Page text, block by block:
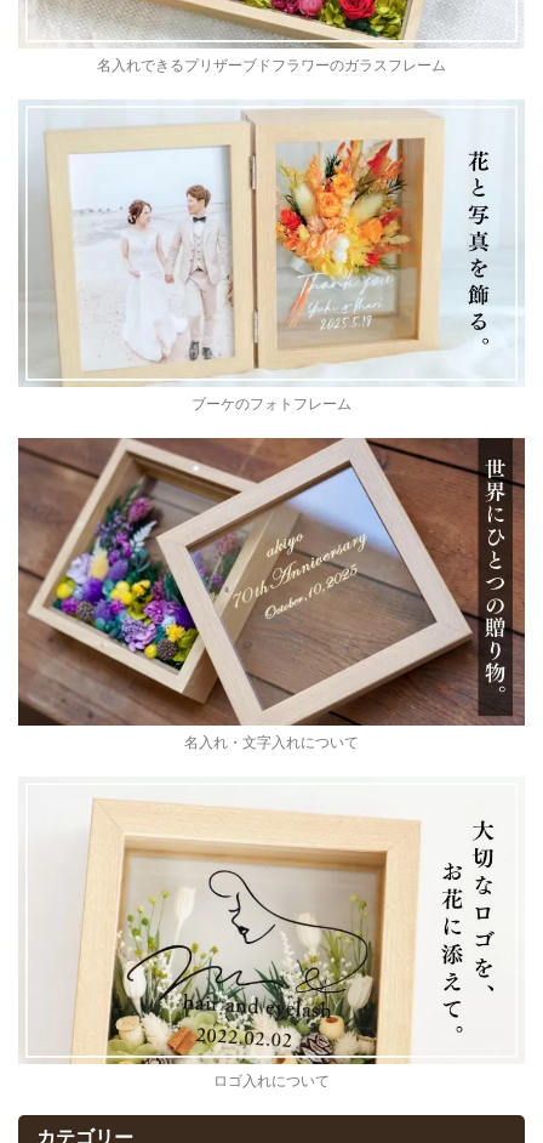
名入れできるプリザーブドフラワーのガラスフレーム
ブーケのフォトフレーム
名入れ・文字入れについて
ロゴ入れについて
カテゴリー